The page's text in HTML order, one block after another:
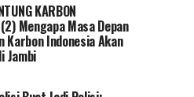
KARBON
(2) Mengapa Masa Depan
Karbon Indonesia Akan
Jambi